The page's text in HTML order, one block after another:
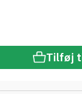
Tilføj